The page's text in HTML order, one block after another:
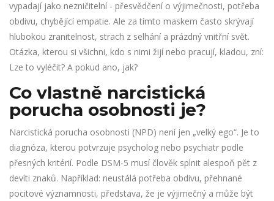
vypadají jako nezničitelní - přesvědčení o výjimečnosti, potřeba
obdivu, chybějící empatie. Ale za tímto maskem často skrývají
hlubokou zranitelnost, strach z selhání a prázdný vnitřní svět.
Otázka, kterou si všichni, kdo s nimi žijí nebo pracují, kladou, zní:
Lze to vyléčit? A pokud ano, jak?
Co vlastně narcistická
porucha osobnosti je?
Narcistická porucha osobnosti (NPD) není jen „velký ego“. Je to
diagnóza, kterou potvrzuje psycholog nebo psychiatr podle
přesných kritérií. Podle DSM-5 musí člověk splnit alespoň pět z
devíti znaků. Například: neustálá potřeba obdivu, přehnané
pocitové významnosti, představa, že je výjimečný a může být